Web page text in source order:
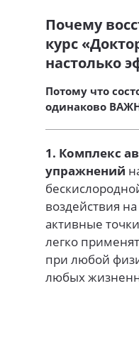
Почему
курс
настолько
Потому что
одинаково
1. Комплекс
упражнений
воздействия
активные
легко
при любой
любых